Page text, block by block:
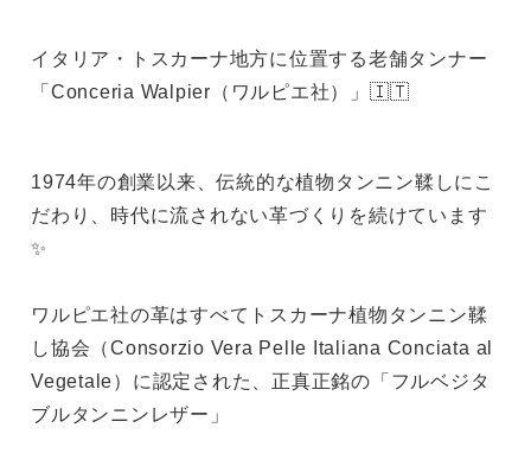
イタリア・トスカーナ地方に位置する老舗タンナー
「Conceria Walpier（ワルピエ社）」🇮🇹
1974年の創業以来、伝統的な植物タンニン鞣しにこ
だわり、時代に流されない革づくりを続けています
✨
ワルピエ社の革はすべてトスカーナ植物タンニン鞣
し協会（Consorzio Vera Pelle Italiana Conciata al
Vegetale）に認定された、正真正銘の「フルベジタ
ブルタンニンレザー」